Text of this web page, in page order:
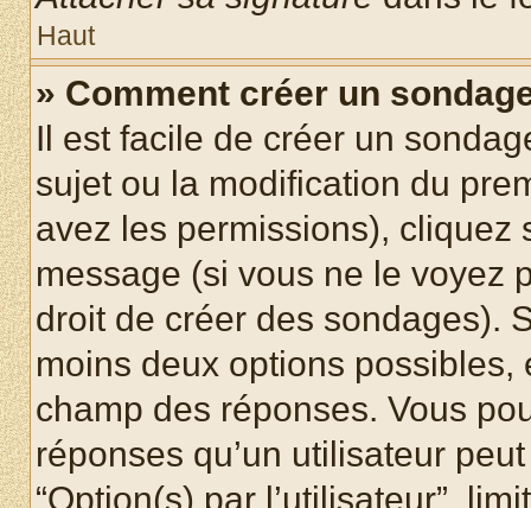
Haut
» Comment créer un
Il est facile de créer un
sujet ou la modification du
avez les permissions), cliquez
message (si vous ne le voyez
droit de créer des sondages).
moins deux options
champ des réponses. Vous
réponses qu’un utilisateur
“Option(s) par l’utilisateur”,